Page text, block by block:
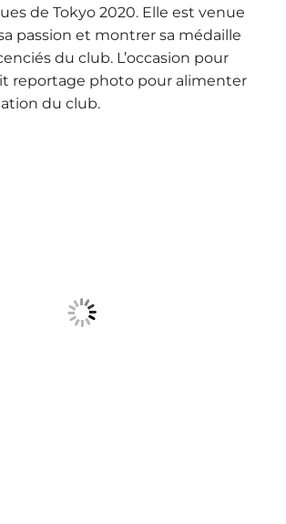
de Tokyo 2020. Elle est venue
passion et montrer sa médaille
du club. L’occasion pour
reportage photo pour alimenter
du club.